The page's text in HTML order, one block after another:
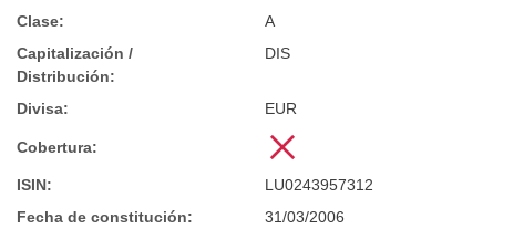
Clase:
A
Capitalización /
Distribución:
DIS
Divisa: EUR
Cobertura:
ISIN:
LU0243957312
Fecha de constitución:
31/03/2006